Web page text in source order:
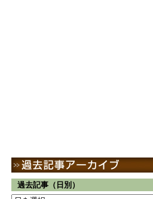
過去記事（日別）